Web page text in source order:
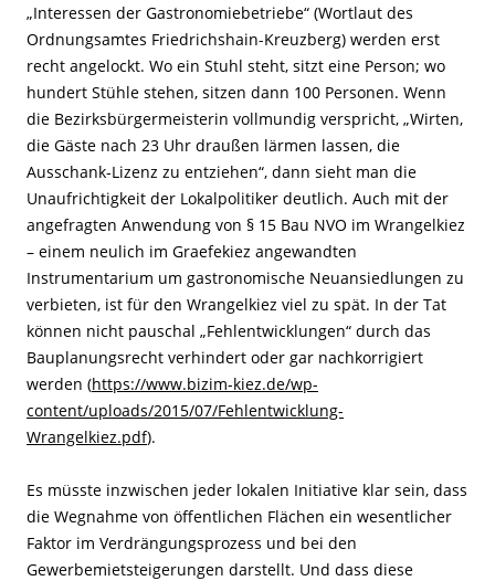
„Interessen der Gastronomiebetriebe“ (Wortlaut des
Ordnungsamtes Friedrichshain-Kreuzberg) werden erst
recht angelockt. Wo ein Stuhl steht, sitzt eine Person; wo
hundert Stühle stehen, sitzen dann 100 Personen. Wenn
die Bezirksbürgermeisterin vollmundig verspricht, „Wirten,
die Gäste nach 23 Uhr draußen lärmen lassen, die
Ausschank-Lizenz zu entziehen“, dann sieht man die
Unaufrichtigkeit der Lokalpolitiker deutlich. Auch mit der
angefragten Anwendung von § 15 Bau NVO im Wrangelkiez
– einem neulich im Graefekiez angewandten
Instrumentarium um gastronomische Neuansiedlungen zu
verbieten, ist für den Wrangelkiez viel zu spät. In der Tat
können nicht pauschal „Fehlentwicklungen“ durch das
Bauplanungsrecht verhindert oder gar nachkorrigiert
werden (https://www.bizim-kiez.de/wp-
content/uploads/2015/07/Fehlentwicklung-
Wrangelkiez.pdf).
Es müsste inzwischen jeder lokalen Initiative klar sein, dass
die Wegnahme von öffentlichen Flächen ein wesentlicher
Faktor im Verdrängungsprozess und bei den
Gewerbemietsteigerungen darstellt. Und dass diese